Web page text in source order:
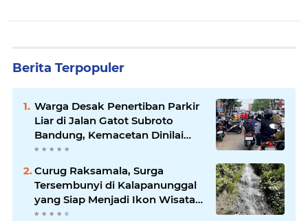
Berita Terpopuler
Warga Desak Penertiban Parkir
Liar di Jalan Gatot Subroto
Bandung, Kemacetan Dinilai
Makin Mengkhawatirkan
Curug Raksamala, Surga
Tersembunyi di Kalapanunggal
yang Siap Menjadi Ikon Wisata
Alam Baru Kabupaten